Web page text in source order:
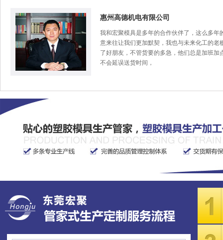
惠州高德机电有限公司
我和宏聚模具是多年的合作伙伴了，这么多年
意来往让我们更加默契，我也与未来化工的老
了好朋友，不管货要的多急，他们总是加班加
不会延误送货时间，